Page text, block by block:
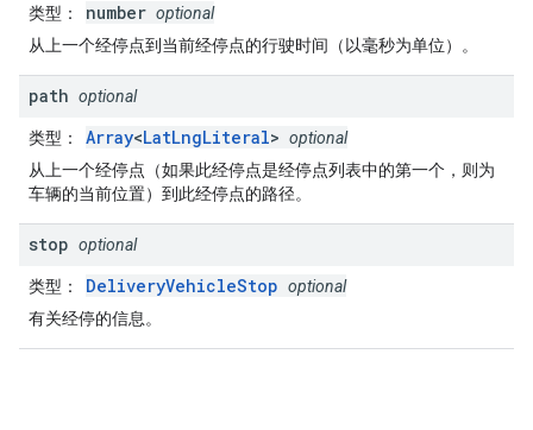
类型 ： number optional
从上一个经停点到当前经停点的行驶时间（以毫秒为单位）。
path optional
类型 ： Array<LatLngLiteral> optional
从上一个经停点（如果此经停点是经停点列表中的第一个，则为
车辆的当前位置）到此经停点的路径。
stop optional
类型 ： DeliveryVehicleStop optional
有关经停的信息。